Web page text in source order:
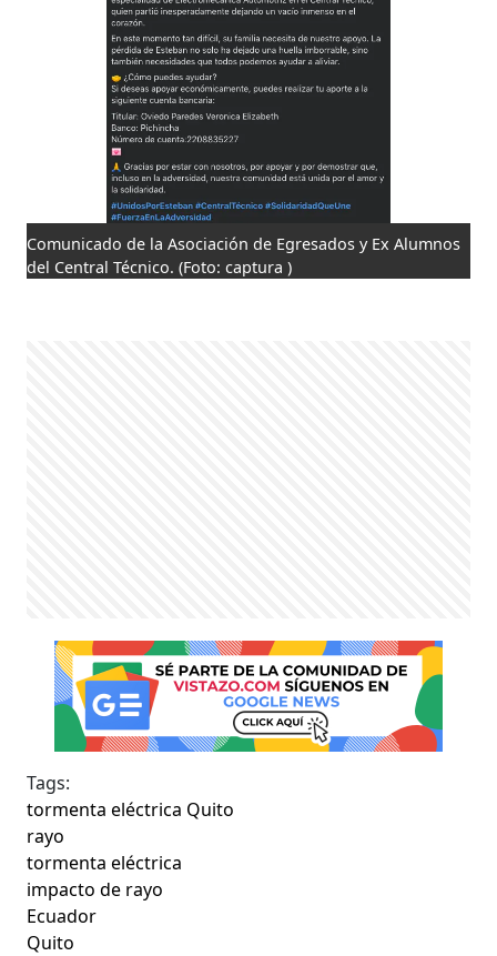
Comunicado de la Asociación de Egresados y Ex Alumnos
del Central Técnico.(Foto: captura )
Tags:
tormenta eléctrica Quito
rayo
tormenta eléctrica
impacto de rayo
Ecuador
Quito